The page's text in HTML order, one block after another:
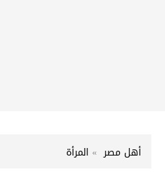
أهل مصر المرأة